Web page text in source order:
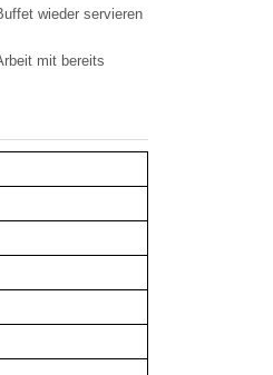
wieder servieren
mit bereits